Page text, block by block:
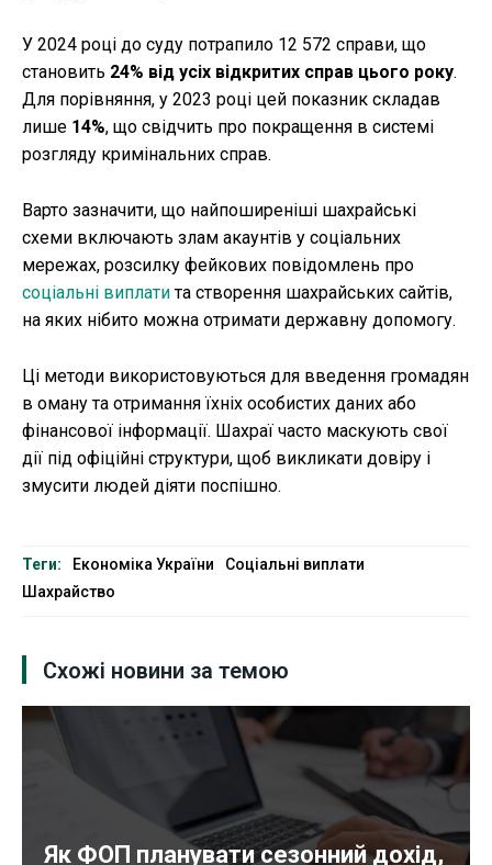
У 2024 році до суду потрапило 12 572 справи, що
становить 24% від усіх відкритих справ цього року.
Для порівняння, у 2023 році цей показник складав
лише 14%, що свідчить про покращення в системі
розгляду кримінальних справ.
Варто зазначити, що найпоширеніші шахрайські
схеми включають злам акаунтів у соціальних
мережах, розсилку фейкових повідомлень про
соціальні виплатита створення шахрайських сайтів,
на яких нібито можна отримати державну допомогу.
Ці методи використовуються для введення громадян
в оману та отримання їхніх особистих даних або
фінансової інформації. Шахраї часто маскують свої
дії під офіційні структури, щоб викликати довіру і
змусити людей діяти поспішно.
Теги: Економіка України
Соціальні виплати
Шахрайство
Схожі новини за темою
Як ФОП планувати сезонний дохід,